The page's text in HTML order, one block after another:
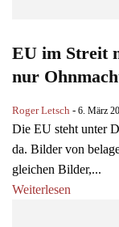
EU im Streit
nur
Roger Letsch - 6. März
Die EU steht unter
da. Bilder von
gleichen Bilder,...
Weiterlesen